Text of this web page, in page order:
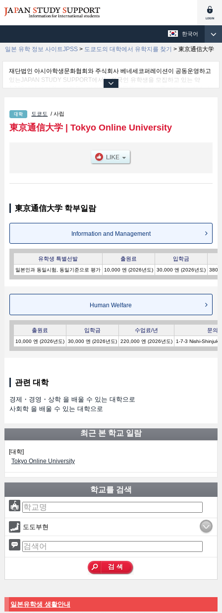
한국어
일본 유학 정보 사이트JPSS > 도쿄도의 대학에서 유학지를 찾기 > 東京通信大学
재단법인 아시아학생문화협회와 주식회사 베네세코퍼레이션이 공동운영하고
있는JAPAN STUDY SUPPORT에서는 외국인 유학생을 모집하고 있는 약
1,300여 개의 대학・대학원・단기대학・전문학교의 정보를 게재하고 있습니
Management 학부및Human Welfare 학부 등의 학부별 정보, 모집정원과 합격
자수 등의 입시정보, 시설안내, 교통정보 등 외국인 유학생에게 유익하고 필요
한 정보를 게재하고 있으므로 많이 이용해 주시기 바랍니다.
도쿄도 / 사립
東京通信大学| Tokyo Online University
東京通信大学 학부일람
Information and Management
유학생 특별선발 출원료 입학금
일본인과 동일시험, 동일기준으로 평가 10,000 엔 (2026년도) 30,000 엔 (2026년도)
Human Welfare
출원료 입학금 수업료/년 문의
10,000 엔 (2026년도) 30,000 엔 (2026년도) 220,000 엔 (2026년도) 1-7-3 Nishi-
관련 대학
경제・경영・상학 을 배울 수 있는 대학으로
사회학 을 배울 수 있는 대학으로
최근 본 학교 일람
[대학]
Tokyo Online University
학교를 검색
도도부현
일본유학생 생활안내